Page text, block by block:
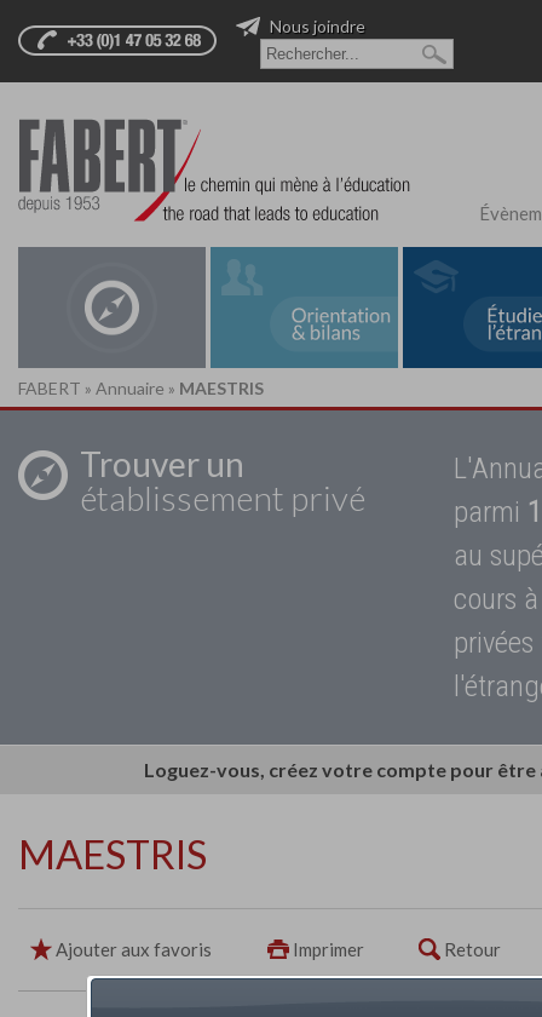
Nous joindre
FABERT » Annuaire » MAESTRIS
Trouver un
établissement privé
parmi
au
cours
Loguez-vous, créez votre compte pour
MAESTRIS
Ajouter aux favoris Imprimer Retour